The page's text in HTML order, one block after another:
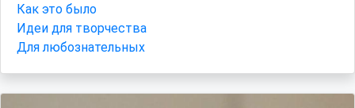
Как это было
Идеи для творчества
Для любознательных